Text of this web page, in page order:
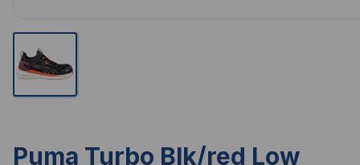
Puma Turbo Blk/red Low